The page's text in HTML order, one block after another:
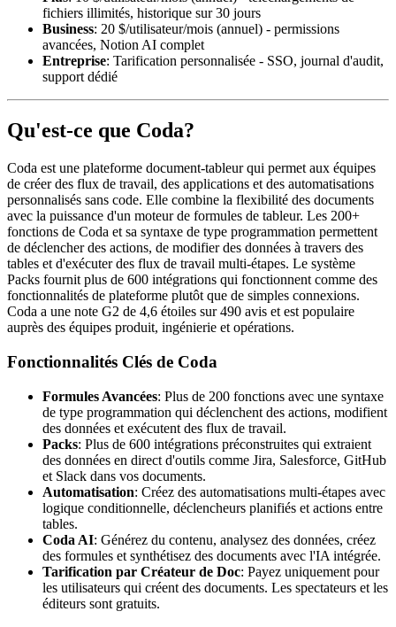
fichiers illimités, historique sur 30 jours
Business: 20 $/utilisateur/mois (annuel) - permissions
avancées, Notion AI complet
Entreprise: Tarification personnalisée - SSO, journal d'audit,
support dédié
Qu'est-ce que Coda?
Coda est une plateforme document-tableur qui permet aux équipes
de créer des flux de travail, des applications et des automatisations
personnalisés sans code. Elle combine la flexibilité des documents
avec la puissance d'un moteur de formules de tableur. Les 200+
fonctions de Coda et sa syntaxe de type programmation permettent
de déclencher des actions, de modifier des données à travers des
tables et d'exécuter des flux de travail multi-étapes. Le système
Packs fournit plus de 600 intégrations qui fonctionnent comme des
fonctionnalités de plateforme plutôt que de simples connexions.
Coda a une note G2 de 4,6 étoiles sur 490 avis et est populaire
auprès des équipes produit, ingénierie et opérations.
Fonctionnalités Clés de Coda
Formules Avancées: Plus de 200 fonctions avec une syntaxe
de type programmation qui déclenchent des actions, modifient
des données et exécutent des flux de travail.
Packs: Plus de 600 intégrations préconstruites qui extraient
des données en direct d'outils comme Jira, Salesforce, GitHub
et Slack dans vos documents.
Automatisation: Créez des automatisations multi-étapes avec
logique conditionnelle, déclencheurs planifiés et actions entre
tables.
Coda AI: Générez du contenu, analysez des données, créez
des formules et synthétisez des documents avec l'IA intégrée.
Tarification par Créateur de Doc: Payez uniquement pour
les utilisateurs qui créent des documents. Les spectateurs et les
éditeurs sont gratuits.